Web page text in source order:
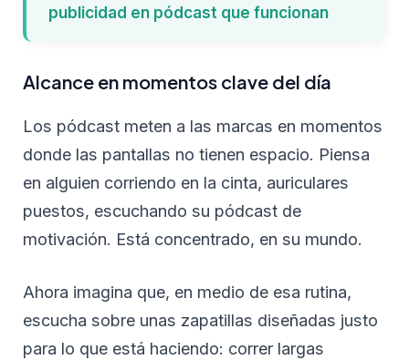
publicidad en pódcast que funcionan
Alcance en momentos clave del día
Los pódcast meten a las marcas en momentos
donde las pantallas no tienen espacio. Piensa
en alguien corriendo en la cinta, auriculares
puestos, escuchando su pódcast de
motivación. Está concentrado, en su mundo.
Ahora imagina que, en medio de esa rutina,
escucha sobre unas zapatillas diseñadas justo
para lo que está haciendo: correr largas